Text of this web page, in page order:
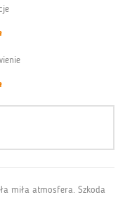
miła atmosfera. Szkoda